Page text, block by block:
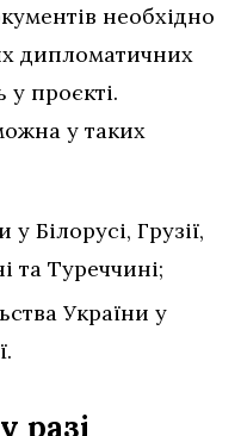
необхідно
дипломатичних
у проєкті.
у таких
Білорусі, Грузії,
та Туреччині;
України у
разі